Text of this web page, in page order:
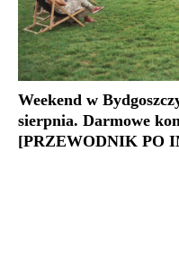
Weekend w
sierpnia. Darmowe
[PRZEWODNIK PO